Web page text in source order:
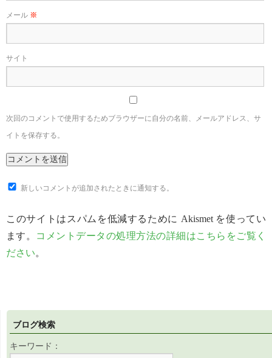
メール ※
サイト
次回のコメントで使用するためブラウザーに自分の名前、メールアドレス、サ
イトを保存する。
新しいコメントが追加されたときに通知する。
このサイトはスパムを低減するために Akismet を使ってい
ます。 コメントデータの処理方法の詳細はこちらをご覧く
ださい。
ブログ検索
キーワード：